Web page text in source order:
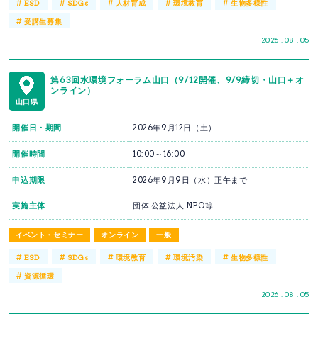
2026 . 08 . 05
#ESD # SDGs # 人材育成 # 環境教育 #生物多様性
#受講生募集
山口県
第63回水環境フォーラム山口（9/12開催、9/9締切・山口＋オ
ンライン）
イベント・セミナー オンライン 一般
2026 . 08 . 05
開催日・期間 2026年9月12日（土）
開催時間 10:00～16:00
申込期限 2026年9月9日（水）正午まで
実施主体 団体 公益法人 NPO等
#ESD # SDGs # 環境教育 # 環境汚染 #生物多様性
#資源循環